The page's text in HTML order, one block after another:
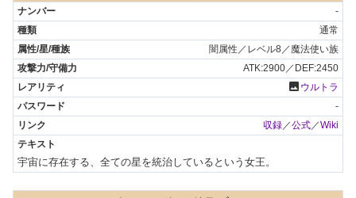
-
通常
闇属性／レベル8／魔法使い族
ATK:2900／DEF:2450
photo ウルトラ
-
収録 ／公式 ／Wiki
宇宙に存在する、全ての星を統治しているという女王。